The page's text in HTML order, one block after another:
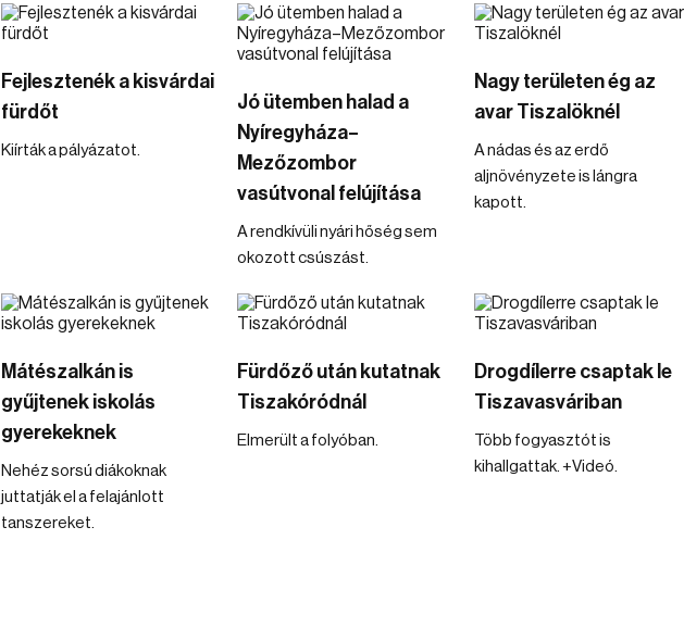
Fejlesztenék a kisvárdai
fürdőt
Kiírták a pályázatot.
Jó ütemben halad a
Nyíregyháza–
Mezőzombor
vasútvonal felújítása
A rendkívüli nyári hőség sem
okozott csúszást.
Nagy területen ég az
avar Tiszalöknél
A nádas és az erdő
aljnövényzete is lángra
kapott.
Mátészalkán is
gyűjtenek iskolás
gyerekeknek
Nehéz sorsú diákoknak
juttatják el a felajánlott
tanszereket.
Fürdőző után kutatnak
Tiszakóródnál
Elmerült a folyóban.
Drogdílerre csaptak le
Tiszavasváriban
Több fogyasztót is
kihallgattak. +Videó.